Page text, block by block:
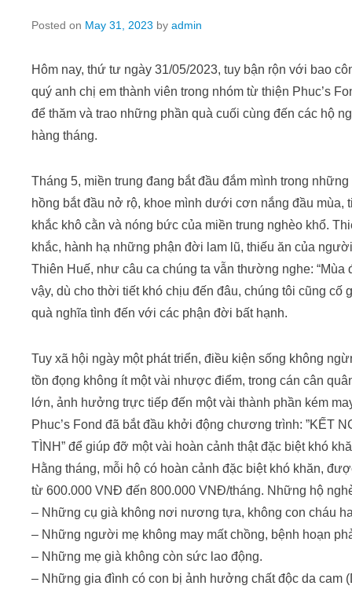
Posted on May 31, 2023 by admin
Hôm nay, thứ tư ngày 31/05/2023, tuy bận rộn với bao
quý anh chị em thành viên trong nhóm từ thiện Phuc’s
để thăm và trao những phần quà cuối cùng đến các hộ
hàng tháng.
Tháng 5, miền trung đang bắt đầu đắm mình trong
hồng bắt đầu nở rộ, khoe mình dưới cơn nắng đầu mùa,
khắc khô cằn và nóng bức của miền trung nghèo khổ.
khắc, hành hạ những phận đời lam lũ, thiếu ăn của
Thiên Huế, như câu ca chúng ta vẫn thường nghe:
vậy, dù cho thời tiết khó chịu đến đâu, chúng tôi cũng
quà nghĩa tình đến với các phận đời bất hạnh.
Tuy xã hội ngày một phát triển, điều kiện sống không
tồn đọng không ít một vài nhược điểm, trong cán cân
lớn, ảnh hưởng trực tiếp đến một vài thành phần kém
Phuc’s Fond đã bắt đầu khởi động chương trình: ”KẾT
TÌNH” để giúp đỡ một vài hoàn cảnh thật đặc biệt khó
Hằng tháng, mỗi hộ có hoàn cảnh đặc biệt khó khăn,
từ 600.000 VNĐ đến 800.000 VNĐ/tháng. Những hộ
– Những cụ già không nơi nương tựa, không con cháu
– Những người mẹ không may mất chồng, bệnh hoạn
– Những mẹ già không còn sức lao động.
– Những gia đình có con bị ảnh hưởng chất độc da cam